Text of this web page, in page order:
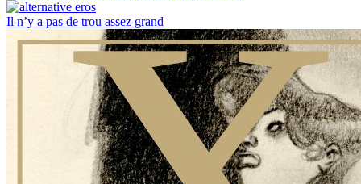
Il n’y a pas de trou assez grand